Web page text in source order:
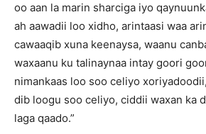
oo aan la marin sharciga iyo
ah aawadii loo xidho, arintaasi waa
cawaaqib xuna keenaysa, waanu
waxaanu ku talinaynaa intay goori
nimankaas loo soo celiyo
dib loogu soo celiyo, ciddii waxan ka
laga qaado.”